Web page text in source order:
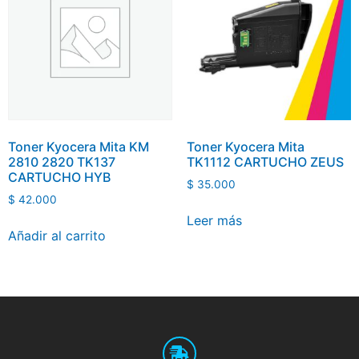
Toner Kyocera Mita KM
2810 2820 TK137
CARTUCHO HYB
$ 42.000
Añadir al carrito
Toner Kyocera Mita
TK1112 CARTUCHO ZEUS
$ 35.000
Leer más